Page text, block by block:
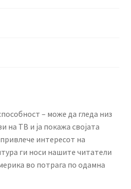
– може да гледа низ
на ТВ и ја покажа својата
интересот на
ги носи нашите читатели
во потрага по одамна